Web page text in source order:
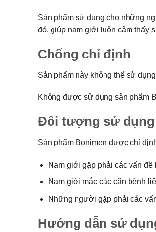
Sản phẩm sử dụng cho những
đó, giúp nam giới luôn cảm thấy
Chống chỉ định
Sản phẩm này không thể sử
Không được sử dụng sản phẩm
Đối tượng sử dụng
Sản phẩm Bonimen được chỉ
Nam giới gặp phải các vấn
Nam giới mắc các căn bệnh
Những người gặp phải các
Hướng dẫn sử